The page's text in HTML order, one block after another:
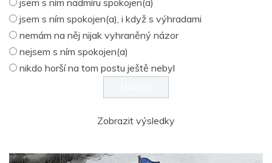
jsem s ním spokojen(a), i když s výhradami
nemám na něj nijak vyhraněný názor
nejsem s ním spokojen(a)
nikdo horší na tom postu ještě nebyl
Zobrazit výsledky